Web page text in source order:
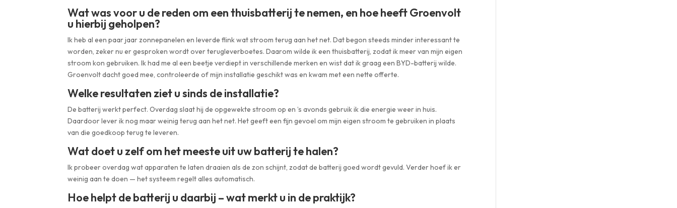
Wat was voor u de reden om een thuisbatterij te nemen, en hoe heeft Groenvolt
u hierbij geholpen?
Ik heb al een paar jaar zonnepanelen en leverde flink wat stroom terug aan het net. Dat begon steeds minder interessant te
worden, zeker nu er gesproken wordt over terugleverboetes. Daarom wilde ik een thuisbatterij, zodat ik meer van mijn eigen
stroom kon gebruiken. Ik had me al een beetje verdiept in verschillende merken en wist dat ik graag een BYD-batterij wilde.
Groenvolt dacht goed mee, controleerde of mijn installatie geschikt was en kwam met een nette offerte.
Welke resultaten ziet u sinds de installatie?
De batterij werkt perfect. Overdag slaat hij de opgewekte stroom op en ’s avonds gebruik ik die energie weer in huis.
Daardoor lever ik nog maar weinig terug aan het net. Het geeft een fijn gevoel om mijn eigen stroom te gebruiken in plaats
van die goedkoop terug te leveren.
Wat doet u zelf om het meeste uit uw batterij te halen?
Ik probeer overdag wat apparaten te laten draaien als de zon schijnt, zodat de batterij goed wordt gevuld. Verder hoef ik er
weinig aan te doen — het systeem regelt alles automatisch.
Hoe helpt de batterij u daarbij – wat merkt u in de praktijk?